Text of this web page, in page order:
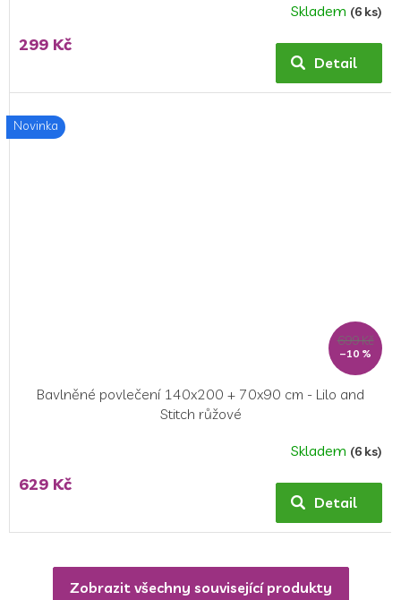
hodnocení
produktu
5,0
z
5
Skladem (6 ks)
299 Kč
Detail
Novinka
699 Kč
–10 %
Bavlněné povlečení 140x200 + 70x90 cm - Lilo and
Stitch růžové
Skladem (6 ks)
629 Kč
Detail
Zobrazit všechny související produkty